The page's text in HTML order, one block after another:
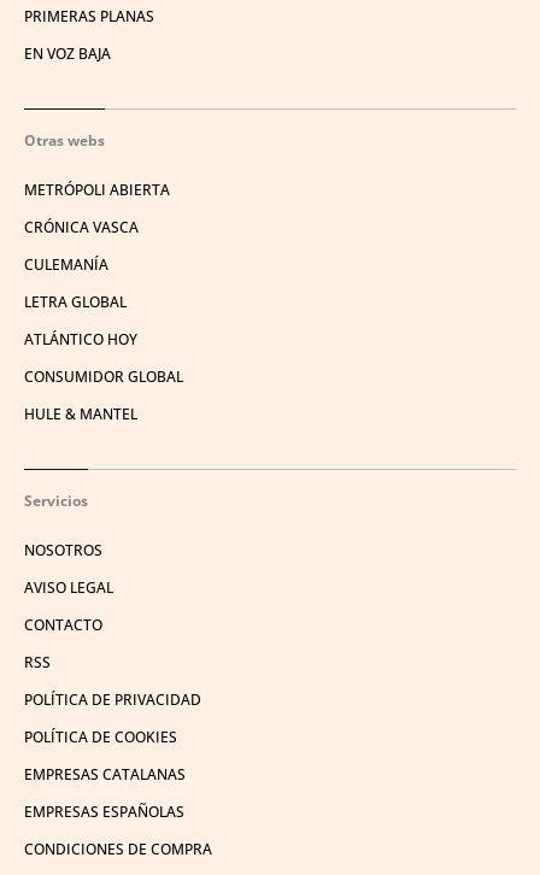
PRIMERAS PLANAS
EN VOZ BAJA
Otras webs
METRÓPOLI ABIERTA
CRÓNICA VASCA
CULEMANÍA
LETRA GLOBAL
ATLÁNTICO HOY
CONSUMIDOR GLOBAL
HULE & MANTEL
Servicios
NOSOTROS
AVISO LEGAL
CONTACTO
RSS
POLÍTICA DE PRIVACIDAD
POLÍTICA DE COOKIES
EMPRESAS CATALANAS
EMPRESAS ESPAÑOLAS
CONDICIONES DE COMPRA